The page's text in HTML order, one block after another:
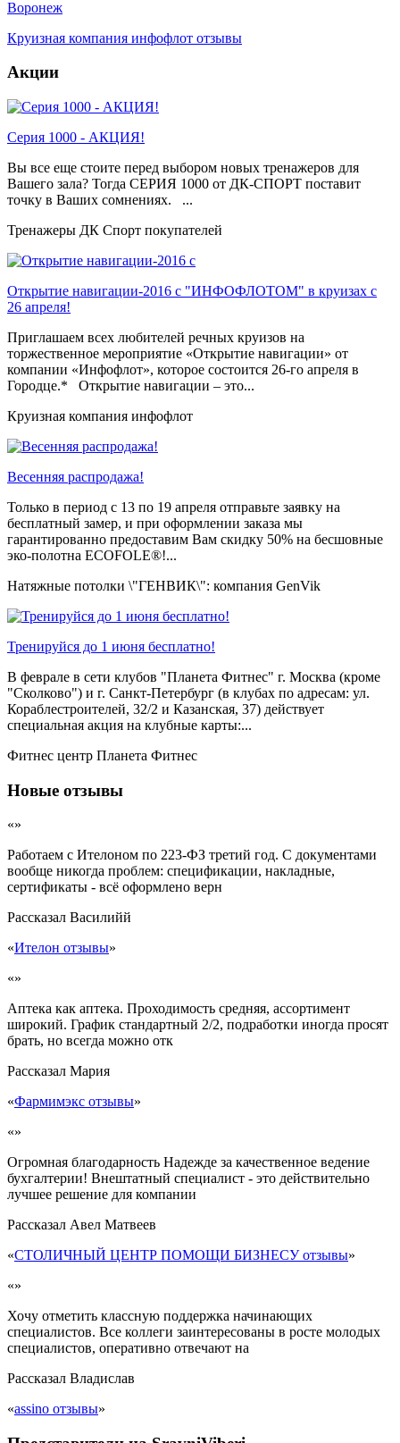
Воронеж
Круизная компания инфофлот отзывы
Акции
Серия 1000 - АКЦИЯ!
Вы все еще стоите перед выбором новых тренажеров для
Вашего зала? Тогда СЕРИЯ 1000 от ДК-СПОРТ поставит
точку в Ваших сомнениях. ...
Тренажеры ДК Спорт покупателей
Открытие навигации-2016 с "ИНФОФЛОТОМ" в круизах с
26 апреля!
Приглашаем всех любителей речных круизов на
торжественное мероприятие «Открытие навигации» от
компании «Инфофлот», которое состоится 26-го апреля в
Городце.* Открытие навигации – это...
Круизная компания инфофлот
Весенняя распродажа!
Только в период c 13 по 19 апреля отправьте заявку на
бесплатный замер, и при оформлении заказа мы
гарантированно предоставим Вам скидку 50% на бесшовные
эко-полотна ECOFOLE®!...
Натяжные потолки \"ГЕНВИК\": компания GenVik
Тренируйся до 1 июня бесплатно!
В феврале в сети клубов "Планета Фитнес" г. Москва (кроме
"Сколково") и г. Санкт-Петербург (в клубах по адресам: ул.
Кораблестроителей, 32/2 и Казанская, 37) действует
специальная акция на клубные карты:...
Фитнес центр Планета Фитнес
Новые отзывы
«»
Работаем с Ителоном по 223-ФЗ третий год. С документами
вообще никогда проблем: спецификации, накладные,
сертификаты - всё оформлено верн
Рассказал Василийй
«Ителон отзывы»
«»
Аптека как аптека. Проходимость средняя, ассортимент
широкий. График стандартный 2/2, подработки иногда просят
брать, но всегда можно отк
Рассказал Мария
«Фармимэкс отзывы»
«»
Огромная благодарность Надежде за качественное ведение
бухгалтерии! Внештатный специалист - это действительно
лучшее решение для компании
Рассказал Авел Матвеев
«СТОЛИЧНЫЙ ЦЕНТР ПОМОЩИ БИЗНЕСУ отзывы»
«»
Хочу отметить классную поддержка начинающих
специалистов. Все коллеги заинтересованы в росте молодых
специалистов, оперативно отвечают на
Рассказал Владислав
«assino отзывы»